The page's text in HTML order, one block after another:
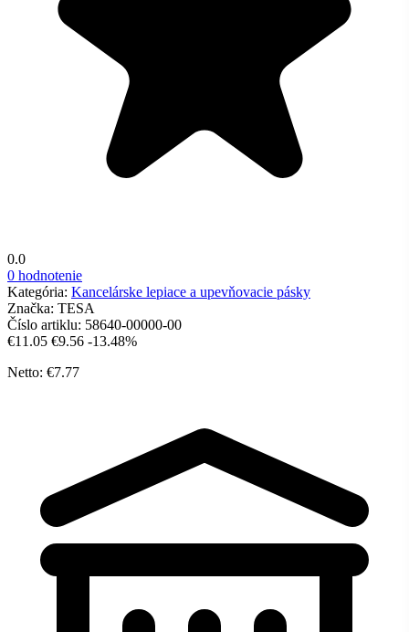
0.0
0 hodnotenie
Kategória: Kancelárske lepiace a upevňovacie pásky
Značka: TESA
Číslo artiklu: 58640-00000-00
€11.05 €9.56 -13.48%
Netto: €7.77